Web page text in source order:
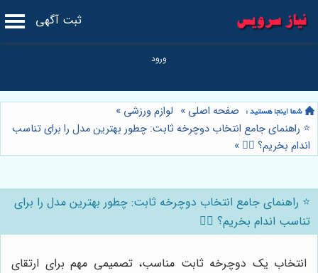
ثبت آگهی
صفحه اصلی » لوازم ورزشی »
⭐️ راهنمای جامع انتخاب دوچرخه ثابت: چطور بهترین مدل را برای تناسب
اندام بخریم؟ 🚴‍♀️ »
⭐️ راهنمای جامع انتخاب دوچرخه ثابت: چطور بهترین مدل را برای
تناسب اندام بخریم؟ 🚴‍♀️
انتخاب یک دوچرخه ثابت مناسب، تصمیمی مهم برای ارتقای